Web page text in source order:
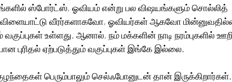
ஸ்போர்ட்ஸ், ஓவியம் என்று பல விஷயங்களும் சொல்லித்
வீரர்களாகவோ, ஓவியர்கள் ஆகவோ
உள்ளது. ஆனால், நம் மக்களின் நாடி நரம்புகளில்
புரிதல் ஏற்படுத்தும் வகுப்புகள் இங்கே இல்லை.
பெரும்பாலும் செல்ஃபோனுடன் தான் இருக்கிறார்கள்.